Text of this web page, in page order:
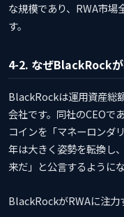
な規模であり、RWA市場
す。
4-2. なぜBlackRock
BlackRockは運用資産総
会社です。同社のCEOで
コインを「マネーロンダ
年は大きく姿勢を転換し
来だ」と公言するように
BlackRockがRWAに注力